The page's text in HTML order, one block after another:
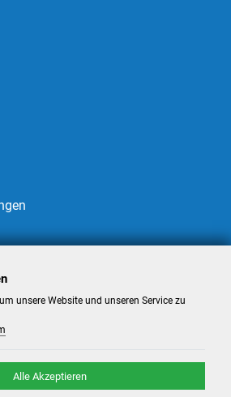
Suchen
unsere Website und unseren Service zu
Alle Akzeptieren